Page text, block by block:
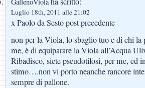
Luglio 18th, 2011 alle 21:02
x Paolo da Sesto post precedente
non per la Viola, lo sbaglio tuo e di chi la
me, è di equiparare la Viola all’Acqua
Ribadisco, siete pseudotifosi, per me, ed
stimo….non vi porto neanche rancore
sempre di pallone.